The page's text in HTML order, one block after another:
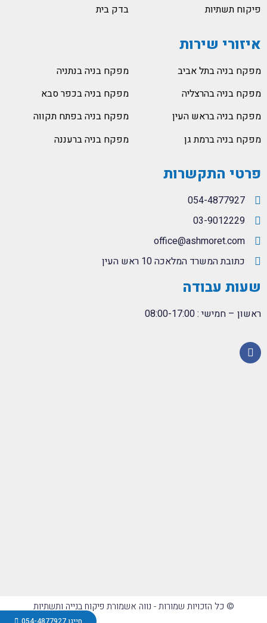
פיקוח תשתיות
בדק בית
איזורי שירות
מפקח בניה בתל אביב
מפקח בניה בהרצליה
מפקח בניה בראש העין
מפקח בניה ברמת גן
מפקח בניה בנתניה
מפקח בניה בכפר סבא
מפקח בניה בפתח תקווה
מפקח בניה ברעננה
פרטי התקשרות
054-4877927
03-9012229
office@ashmoret.com
כתובת המשרד המלאכה 10 ראש העין
שעות עבודה
ראשון – חמישי : 08:00-17:00
© כל הזכויות שמורות - נווה אשמורת פיקוח בנייה ותשתיות